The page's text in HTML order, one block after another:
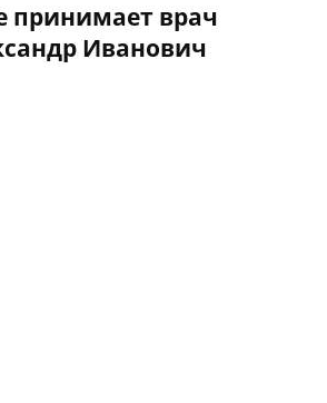
принимает врач
Иванович